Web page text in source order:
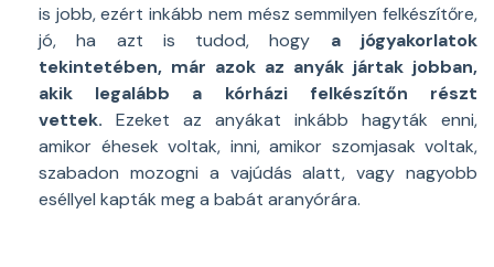
is jobb, ezért inkább nem mész semmilyen felkészítőre,
jó, ha azt is tudod, hogy a jógyakorlatok
tekintetében, már azok az anyák jártak jobban,
akik legalább a kórházi felkészítőn részt
vettek. Ezeket az anyákat inkább hagyták enni,
amikor éhesek voltak, inni, amikor szomjasak voltak,
szabadon mozogni a vajúdás alatt, vagy nagyobb
eséllyel kapták meg a babát aranyórára.